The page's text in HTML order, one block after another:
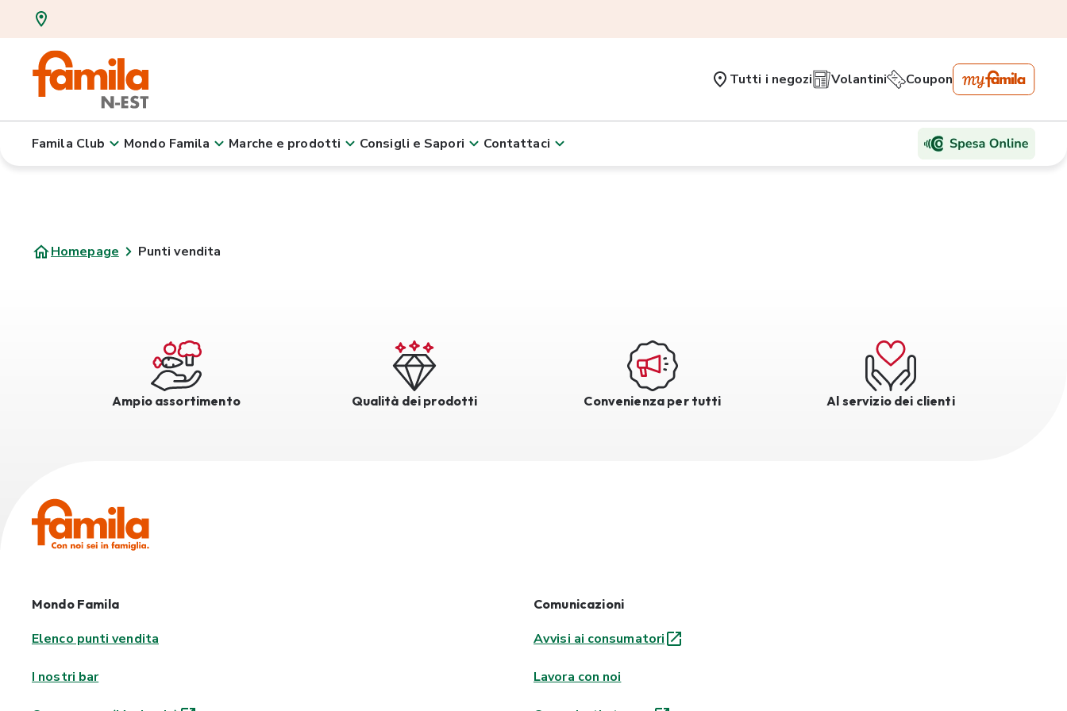
Tutti i negozi Volantini Coupon
Famila Club Mondo Famila Marche e prodotti Consigli e Sapori Contattaci
Homepage Punti vendita
Ampio assortimento Qualità dei prodotti Convenienza per tutti Al servizio dei clienti
Mondo Famila
Elenco punti vendita
I nostri bar
Comunicazioni
Avvisi ai consumatori
Lavora con noi